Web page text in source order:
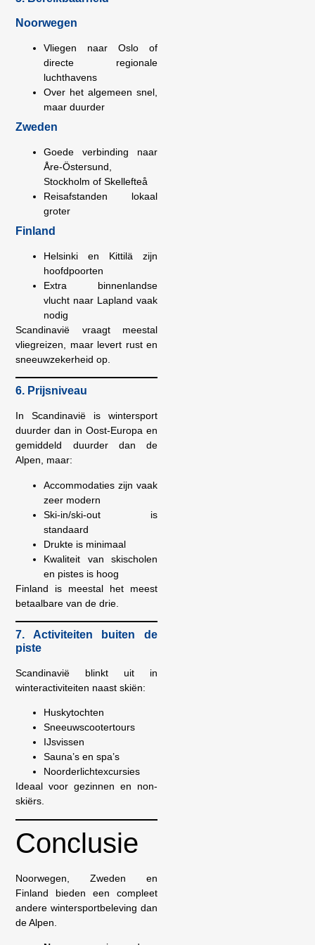
Noorwegen
Vliegen naar Oslo of
directe regionale
luchthavens
Over het algemeen snel,
maar duurder
Zweden
Goede verbinding naar
Åre-Östersund,
Stockholm of Skellefteå
Reisafstanden lokaal
groter
Finland
Helsinki en Kittilä zijn
hoofdpoorten
Extra binnenlandse
vlucht naar Lapland vaak
nodig
Scandinavië vraagt meestal
vliegreizen, maar levert rust en
sneeuwzekerheid op.
6. Prijsniveau
In Scandinavië is wintersport
duurder dan in Oost-Europa en
gemiddeld duurder dan de
Alpen, maar:
Accommodaties zijn vaak
zeer modern
Ski-in/ski-out is
standaard
Drukte is minimaal
Kwaliteit van skischolen
en pistes is hoog
Finland is meestal het meest
betaalbare van de drie.
7. Activiteiten buiten de
piste
Scandinavië blinkt uit in
winteractiviteiten naast skiën:
Huskytochten
Sneeuwscootertours
IJsvissen
Sauna’s en spa’s
Noorderlichtexcursies
Ideaal voor gezinnen en non-
skiërs.
Conclusie
Noorwegen, Zweden en
Finland bieden een compleet
andere wintersportbeleving dan
de Alpen.